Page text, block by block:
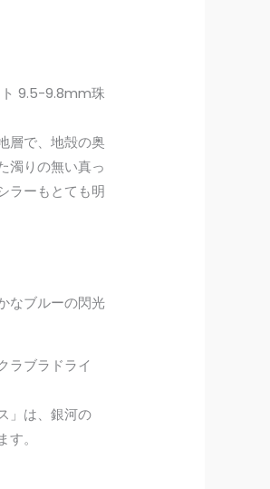
ト 9.5-9.8mm珠
層で、地殻の奥
濁りの無い真っ
ラーもとても明
なブルーの閃光
ラブラドライ
」は、銀河の
。
レ
レ
ッ
ト